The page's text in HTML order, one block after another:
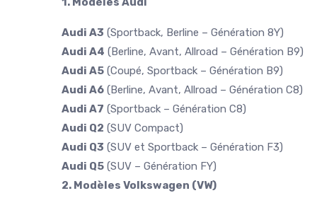
Audi A3 (Sportback, Berline – Génération 8Y)
Audi A4 (Berline, Avant, Allroad – Génération B9)
Audi A5 (Coupé, Sportback – Génération B9)
Audi A6 (Berline, Avant, Allroad – Génération C8)
Audi A7 (Sportback – Génération C8)
Audi Q2 (SUV Compact)
Audi Q3 (SUV et Sportback – Génération F3)
Audi Q5 (SUV – Génération FY)
2. Modèles Volkswagen (VW)